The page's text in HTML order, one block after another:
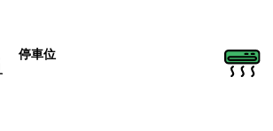
停車位